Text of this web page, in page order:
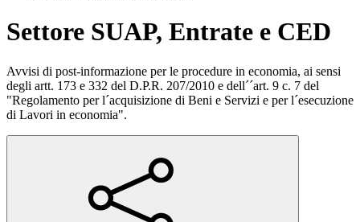
Settore SUAP, Entrate e CED
Avvisi di post-informazione per le procedure in economia, ai sensi
degli artt. 173 e 332 del D.P.R. 207/2010 e dell´´art. 9 c. 7 del
"Regolamento per l´acquisizione di Beni e Servizi e per l´esecuzione
di Lavori in economia".